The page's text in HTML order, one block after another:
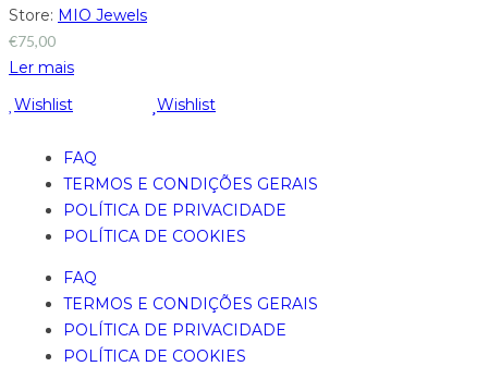
Store: MIO Jewels
€75,00
Ler mais
Wishlist
Wishlist
FAQ
TERMOS E CONDIÇÕES GERAIS
POLÍTICA DE PRIVACIDADE
POLÍTICA DE COOKIES
FAQ
TERMOS E CONDIÇÕES GERAIS
POLÍTICA DE PRIVACIDADE
POLÍTICA DE COOKIES